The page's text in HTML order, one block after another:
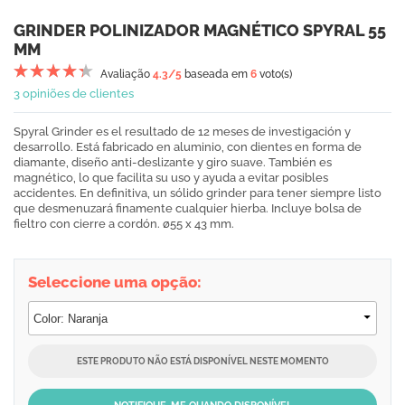
GRINDER POLINIZADOR MAGNÉTICO SPYRAL 55
MM
Avaliação 4.3/5 baseada em 6 voto(s)
3 opiniões de clientes
Spyral Grinder es el resultado de 12 meses de investigación y
desarrollo. Está fabricado en aluminio, con dientes en forma de
diamante, diseño anti-deslizante y giro suave. También es
magnético, lo que facilita su uso y ayuda a evitar posibles
accidentes. En definitiva, un sólido grinder para tener siempre listo
que desmenuzará finamente cualquier hierba. Incluye bolsa de
fieltro con cierre a cordón. ø55 x 43 mm.
Seleccione uma opção:
ESTE PRODUTO NÃO ESTÁ DISPONÍVEL NESTE MOMENTO